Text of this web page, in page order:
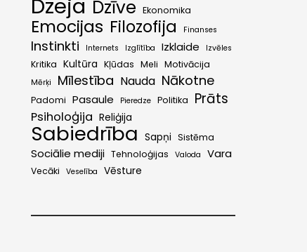
Dzīve Ekonomika
Emocijas Filozofija Finanses
Instinkti Internets Izglītība Izklaide Izvēles
Kritika Kultūra Kļūdas Meli Motivācija
Mērķi Mīlestība Nauda Nākotne
Padomi Pasaule Pieredze Politika Prāts
Psiholoģija Reliģija
Sabiedrība Sapņi Sistēma
Sociālie mediji Tehnoloģijas Valoda Vara
Vecāki Veselība Vēsture